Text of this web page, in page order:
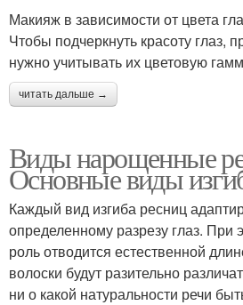
Макияж в зависимости от цвета
Чтобы подчеркнуть красоту глаз,
нужно учитывать их цветовую
читать дальше →
Виды нарощенные
Основные виды
Каждый вид изгиба ресниц
определенному разрезу глаз.
роль отводится естественной
волоски будут разительно
ни о какой натуральности речи